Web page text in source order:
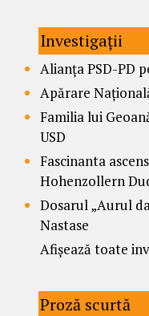
Investigații
Alianța PSD-PD
Apărare
Familia lui
USD
Fascinanta
Hohenzollern
Dosarul „Aurul
Nastase
Afișează toate
Proză scurtă